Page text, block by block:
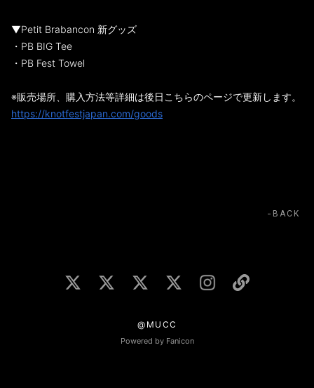
▼Petit Brabancon 新グッズ
・PB BIG Tee
・PB Fest Towel
※販売場所、購入方法等詳細は後日こちらのページで更新します。
https://knotfestjapan.com/goods
BACK
@MUCC
Powered by Fanicon